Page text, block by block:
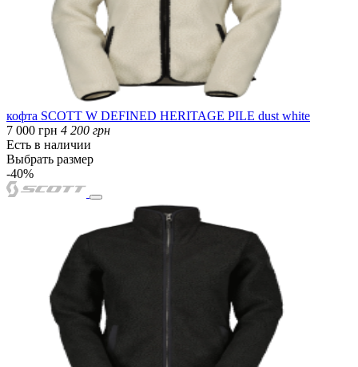
кофта SCOTT W DEFINED HERITAGE PILE dust white
7 000 грн 4 200 грн
Есть в наличии
Выбрать размер
-40%